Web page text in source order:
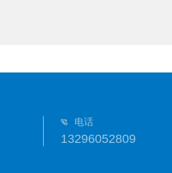
电话
13296052809